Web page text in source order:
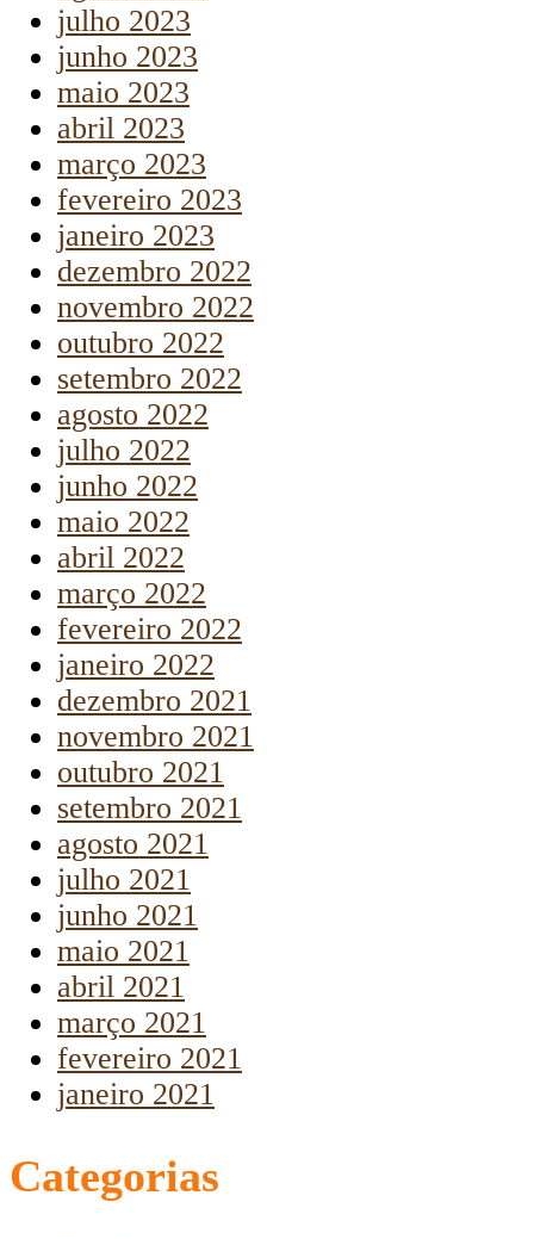
julho 2023
junho 2023
maio 2023
abril 2023
março 2023
fevereiro 2023
janeiro 2023
dezembro 2022
novembro 2022
outubro 2022
setembro 2022
agosto 2022
julho 2022
junho 2022
maio 2022
abril 2022
março 2022
fevereiro 2022
janeiro 2022
dezembro 2021
novembro 2021
outubro 2021
setembro 2021
agosto 2021
julho 2021
junho 2021
maio 2021
abril 2021
março 2021
fevereiro 2021
janeiro 2021
Categorias